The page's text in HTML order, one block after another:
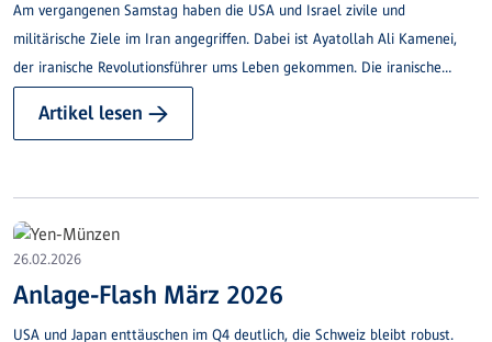
Am vergangenen Samstag haben die USA und Israel zivile und
militärische Ziele im Iran angegriffen. Dabei ist Ayatollah Ali Kamenei,
der iranische Revolutionsführer ums Leben gekommen. Die iranische
Artikel lesen →
26.02.2026
Anlage-Flash März 2026
USA und Japan enttäuschen im Q4 deutlich, die Schweiz bleibt robust.